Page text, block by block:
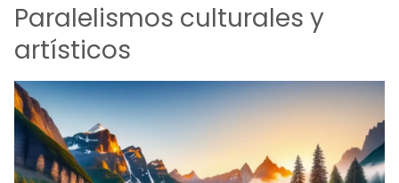
Paralelismos culturales y
artísticos